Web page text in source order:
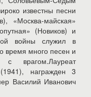
известны песни
«Москва-майская»
(Новиков) и
войны служил в
время много песен и
врагом.Лауреат
награжден 3
Василий Иванович